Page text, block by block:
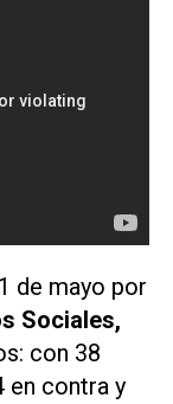
de mayo por
Sociales,
con 38
en contra y